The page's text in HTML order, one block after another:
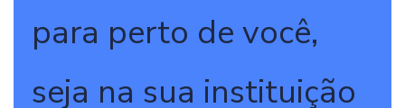
para perto de você,
seja na sua instituição